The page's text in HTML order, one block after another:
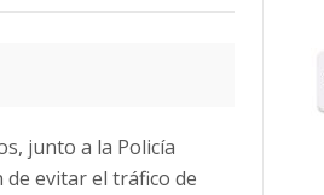
junto a la Policía
de evitar el tráfico de